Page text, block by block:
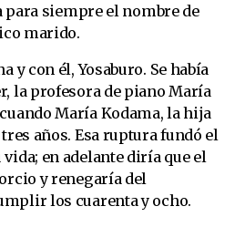
siempre el nombre de
marido.
y con él, Yosaburo. Se había
la profesora de piano María
María Kodama, la hija
años. Esa ruptura fundó el
en adelante diría que el
y renegaría del
los cuarenta y ocho.